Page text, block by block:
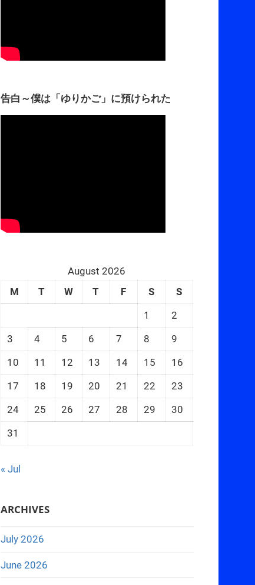
告白～僕は「ゆりかご」に預けられた
August 2026
M
T W T F S
S
1
2
3
4 5 6 7 8
9
10
11 12 13 14 15
16
17
18 19 20 21 22
23
24
25 26 27 28 29
30
31
« Jul
ARCHIVES
July 2026
June 2026